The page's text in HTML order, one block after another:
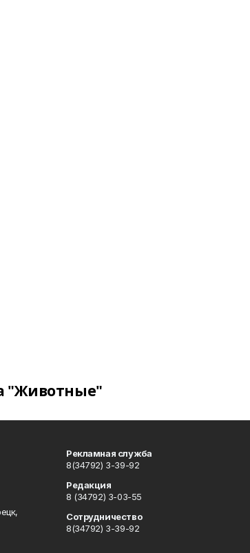
"Животные"
Рекламная служба
8(34792) 3-39-92
Редакция
8 (34792) 3-03-55
Сотрудничество
8(34792) 3-39-92